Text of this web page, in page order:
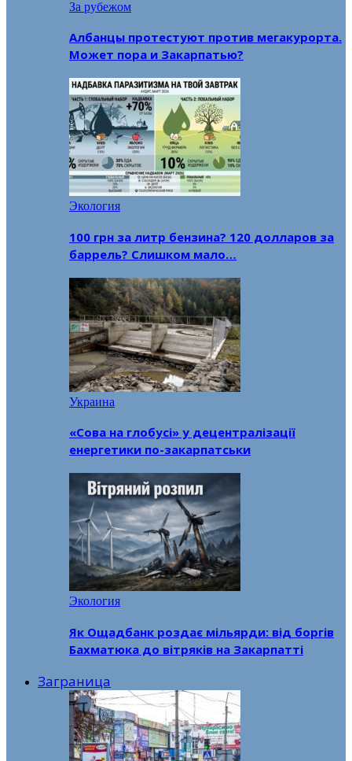
За рубежом
Албанцы протестуют против мегакурорта.
Может пора и Закарпатью?
Экология
100 грн за литр бензина? 120 долларов за
баррель? Слишком мало…
Украина
«Сова на глобусі» у децентралізації
енергетики по-закарпатськи
Экология
Як Ощадбанк роздає мільярди: від боргів
Бахматюка до вітряків на Закарпатті
Заграница